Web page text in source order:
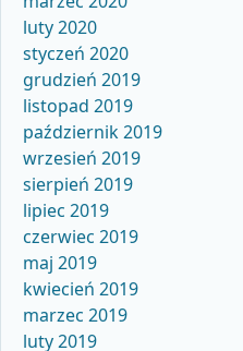
luty 2020
styczeń 2020
grudzień 2019
listopad 2019
październik 2019
wrzesień 2019
sierpień 2019
lipiec 2019
czerwiec 2019
maj 2019
kwiecień 2019
marzec 2019
luty 2019